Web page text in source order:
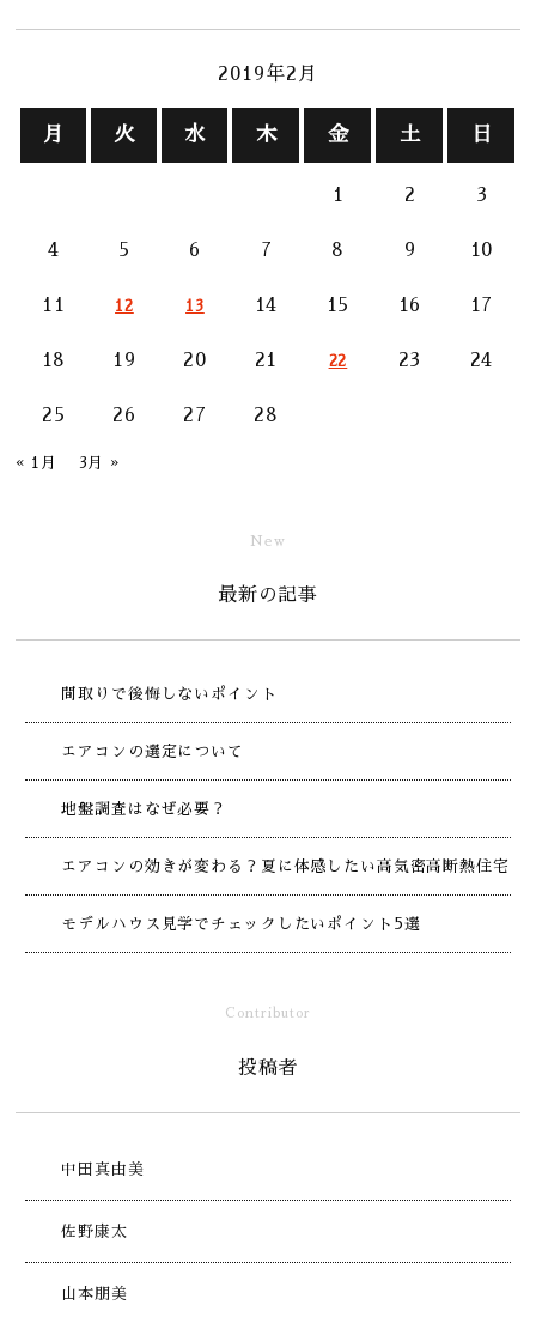
2019年2月
月 火 水 木 金 土 日
1 2 3
4 5 6 7 8 9 10
11 12 13 14 15 16 17
18 19 20 21 22 23 24
25 26 27 28
« 1月 3月 »
New
最新の記事
間取りで後悔しないポイント
エアコンの選定について
地盤調査はなぜ必要？
エアコンの効きが変わる？夏に体感したい高気密高断熱住宅
モデルハウス見学でチェックしたいポイント5選
Contributor
投稿者
中田真由美
佐野康太
山本朋美